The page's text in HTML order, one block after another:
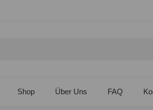
Shop Über Uns FAQ